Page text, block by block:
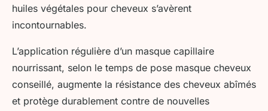
huiles végétales pour cheveux s’avèrent
incontournables.
L’application régulière d’un masque capillaire
nourrissant, selon le temps de pose masque cheveux
conseillé, augmente la résistance des cheveux abîmés
et protège durablement contre de nouvelles